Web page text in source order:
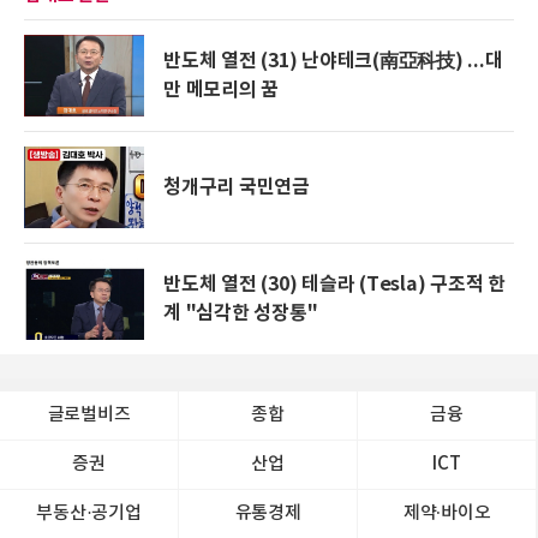
반도체 열전 (31) 난야테크(南亞科技) ...대
만 메모리의 꿈
청개구리 국민연금
반도체 열전 (30) 테슬라 (Tesla) 구조적 한
계 "심각한 성장통"
글로벌비즈 종합 금융
증권 산업 ICT
부동산·공기업 유통경제 제약∙바이오